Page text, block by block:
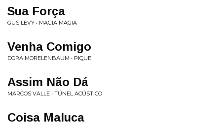
Sua Força
GUS LEVY • MAGIA MAGIA
Venha Comigo
DORA MORELENBAUM • PIQUE
Assim Não Dá
MARCOS VALLE • TÚNEL ACÚSTICO
Coisa Maluca